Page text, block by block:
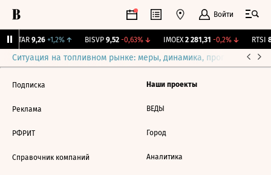
Войти
UTAR 9,26 +1,2%↑ BISVP 9,52 -0,63%↓ IMOEX 2 281,31 -0,2%↓ RTSI
Ситуация на топливном рынке: меры, динамика, прогнозы
Подписка
Реклама
РФРИТ
Справочник компаний
Наши проекты
ВЕДЫ
Город
Аналитика